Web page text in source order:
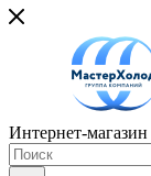
Интернет-